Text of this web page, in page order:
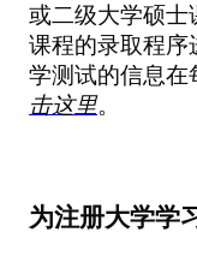
或二级大学硕士
课程的录取程序
学测试的信息在
击这里。
为注册大学学